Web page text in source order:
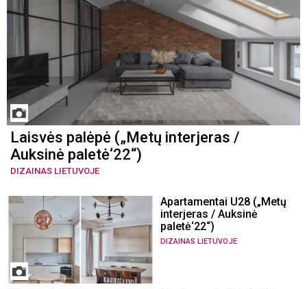
Laisvės palėpė („Metų interjeras /
Auksinė paletė‘22“)
DIZAINAS LIETUVOJE
Apartamentai U28 („Metų
interjeras / Auksinė
paletė‘22“)
DIZAINAS LIETUVOJE